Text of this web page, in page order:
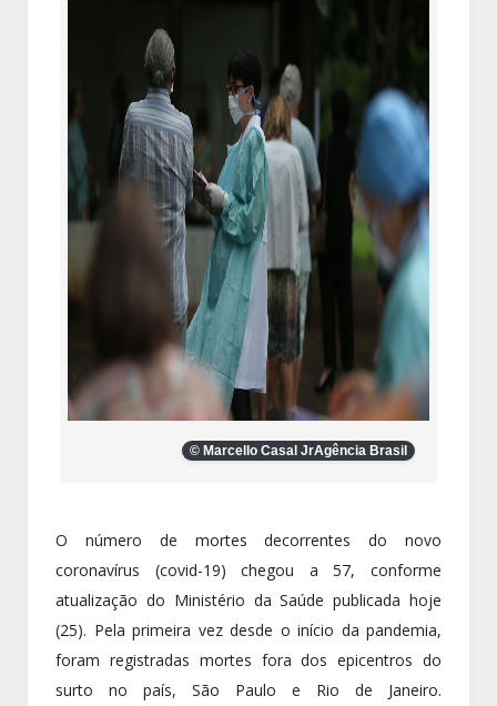
© Marcello Casal JrAgência Brasil
O número de mortes decorrentes do novo
coronavírus (covid-19) chegou a 57, conforme
atualização do Ministério da Saúde publicada hoje
(25). Pela primeira vez desde o início da pandemia,
foram registradas mortes fora dos epicentros do
surto no país, São Paulo e Rio de Janeiro.